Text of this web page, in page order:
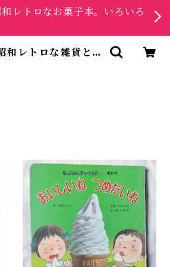
レトロなお菓子本。いろいろ
和レトロな雑貨と本